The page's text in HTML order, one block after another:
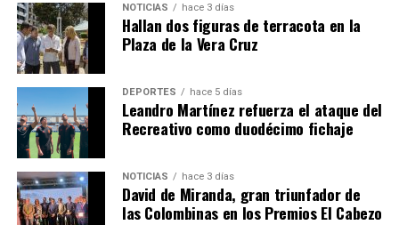
SEXTA CORRIDA DE LAS FIESTAS COLOMBINAS
2026
hace 6 días· Huelvatv
NOTICIAS hace 3 días
Hallan dos figuras de terracota en la
Plaza de la Vera Cruz
DEPORTES hace 5 días
Leandro Martínez refuerza el ataque del
Recreativo como duodécimo fichaje
NOTICIAS hace 3 días
David de Miranda, gran triunfador de
las Colombinas en los Premios El Cabezo